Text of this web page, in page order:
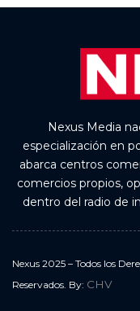
Nexus Media
especialización en
abarca centros
comercios propios,
dentro del radio de
Nexus 2025 – Todos los
Reservados. By: CHV